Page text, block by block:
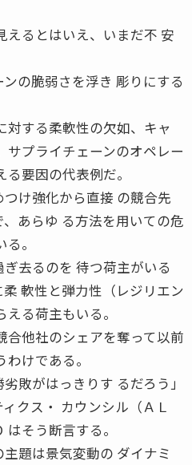
えるとはいえ、いまだ不 安
の脆弱さを浮き 彫りにする
対する柔軟性の欠如、キャ
サプライチェーンのオペレー
要因の代表例だ。
け強化から直接 の競合先
あらゆ る方法を用いての危
。
去るのを 待つ荷主がいる
軟性と弾力性（レジリエン
る荷主もいる。
合他社のシェアを奪って以前
けである。
敗がはっきりす るだろう」
クス・ カウンシル（ＡＬ
そう断言する。
題は景気変動の ダイナミ